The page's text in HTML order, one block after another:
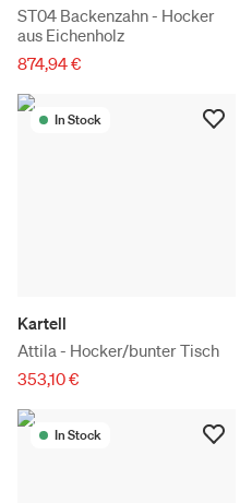
ST04 Backenzahn - Hocker
aus Eichenholz
874,94 €
In Stock
Kartell
Attila - Hocker/bunter Tisch
353,10 €
In Stock